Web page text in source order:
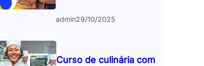
admin29/10/2025
Curso de culinária com